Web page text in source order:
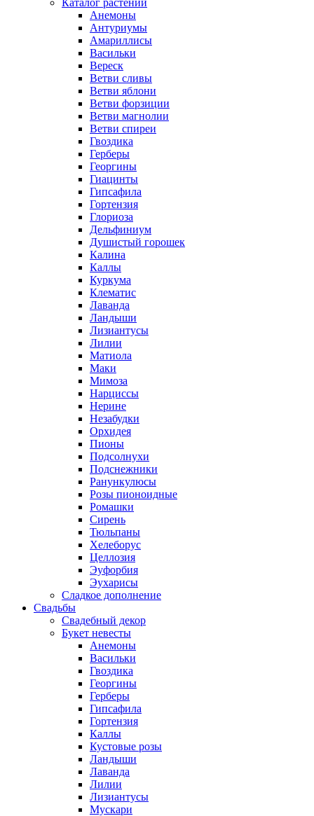
Каталог растений
Анемоны
Антуриумы
Амариллисы
Васильки
Вереск
Ветви сливы
Ветви яблони
Ветви форзиции
Ветви магнолии
Ветви спиреи
Гвоздика
Герберы
Георгины
Гиацинты
Гипсафила
Гортензия
Глориоза
Дельфиниум
Душистый горошек
Калина
Каллы
Куркума
Клематис
Лаванда
Ландыши
Лизиантусы
Лилии
Матиола
Маки
Мимоза
Нарциссы
Нерине
Незабудки
Орхидея
Пионы
Подсолнухи
Подснежники
Ранункулюсы
Розы пионоидные
Ромашки
Сирень
Тюльпаны
Хелеборус
Целлозия
Эуфорбия
Эухарисы
Сладкое дополнение
Свадьбы
Свадебный декор
Букет невесты
Анемоны
Васильки
Гвоздика
Георгины
Герберы
Гипсафила
Гортензия
Каллы
Кустовые розы
Ландыши
Лаванда
Лилии
Лизиантусы
Мускари